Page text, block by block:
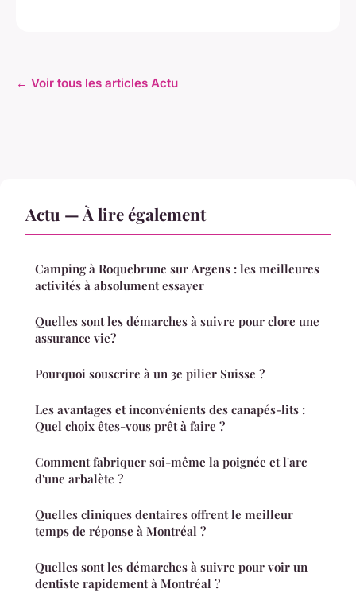
← Voir tous les articles Actu
Actu — À lire également
Camping à Roquebrune sur Argens : les meilleures
activités à absolument essayer
Quelles sont les démarches à suivre pour clore une
assurance vie?
Pourquoi souscrire à un 3e pilier Suisse ?
Les avantages et inconvénients des canapés-lits :
Quel choix êtes-vous prêt à faire ?
Comment fabriquer soi-même la poignée et l'arc
d'une arbalète ?
Quelles cliniques dentaires offrent le meilleur
temps de réponse à Montréal ?
Quelles sont les démarches à suivre pour voir un
dentiste rapidement à Montréal ?